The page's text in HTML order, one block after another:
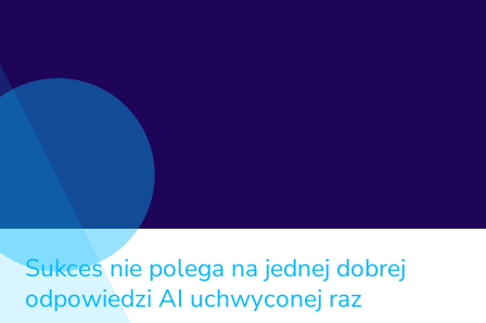
Sukces nie polega na jednej dobrej
odpowiedzi AI uchwyconej raz